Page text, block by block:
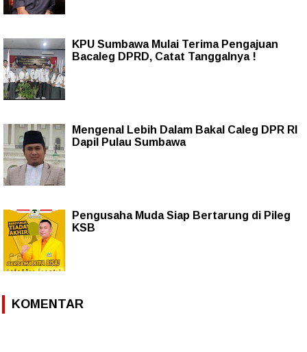
KPU Sumbawa Mulai Terima Pengajuan
Bacaleg DPRD, Catat Tanggalnya !
Mengenal Lebih Dalam Bakal Caleg DPR RI
Dapil Pulau Sumbawa
Pengusaha Muda Siap Bertarung di Pileg
KSB
KOMENTAR